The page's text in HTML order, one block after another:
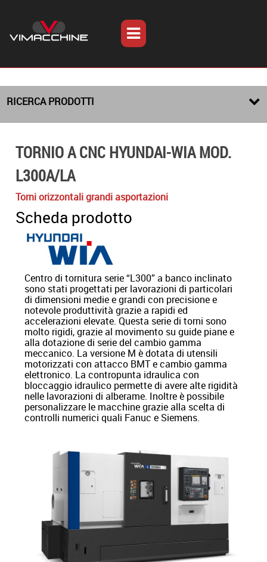
RICERCA PRODOTTI
TORNIO A CNC HYUNDAI-WIA MOD.
L300A/LA
Torni orizzontali grandi asportazioni
Scheda prodotto
Centro di tornitura serie “L300” a banco inclinato
sono stati progettati per lavorazioni di particolari
di dimensioni medie e grandi con precisione e
notevole produttività grazie a rapidi ed
accelerazioni elevate. Questa serie di torni sono
molto rigidi, grazie al movimento su guide piane e
alla dotazione di serie del cambio gamma
meccanico. La versione M è dotata di utensili
motorizzati con attacco BMT e cambio gamma
elettronico. La contropunta idraulica con
bloccaggio idraulico permette di avere alte rigidità
nelle lavorazioni di alberame. Inoltre è possibile
personalizzare le macchine grazie alla scelta di
controlli numerici quali Fanuc e Siemens.